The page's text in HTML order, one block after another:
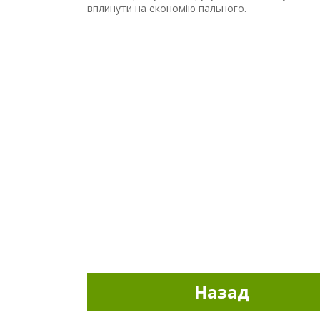
вплинути на економію пального.
Назад